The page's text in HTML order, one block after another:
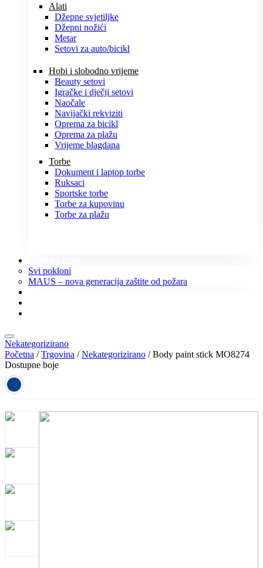
Alati
Džepne svjetiljke
Džepni nožići
Metar
Setovi za auto/bicikl
Hobi i slobodno vrijeme
Beauty setovi
Igračke i dječji setovi
Naočale
Navijački rekviziti
Oprema za bicikl
Oprema za plažu
Vrijeme blagdana
Torbe
Dokument i laptop torbe
Ruksaci
Sportske torbe
Torbe za kupovinu
Torbe za plažu
Svi pokloni
MAUS – nova generacija zaštite od požara
Nekategorizirano
Početna /Trgovina /Nekategorizirano / Body paint stick MO8274
Dostupne boje